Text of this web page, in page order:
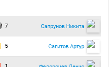
7 Сапрунов Никита
5 Сагитов Артур